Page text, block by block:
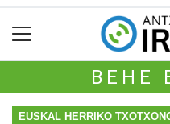
BEHE
EUSKAL HERRIKO